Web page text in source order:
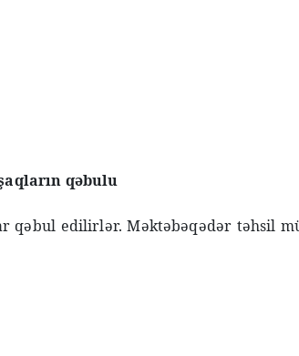
qəbulu
qəbul edilirlər. Məktəbəqədər təhsil